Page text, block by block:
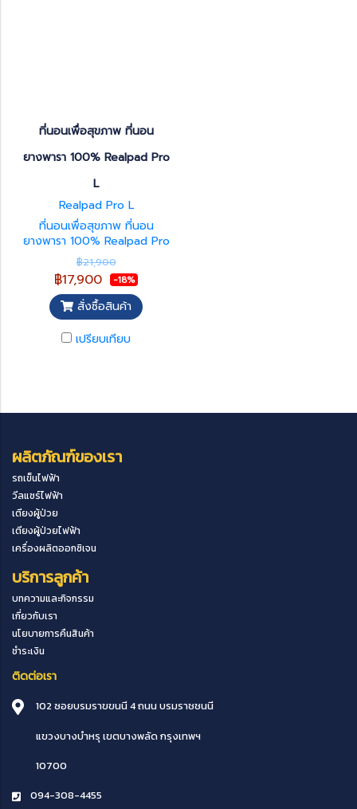
ที่นอนเพื่อสุขภาพ ที่นอน
ยางพารา 100% Realpad Pro
L
Realpad Pro L
ที่นอนเพื่อสุขภาพ ที่นอน
ยางพารา 100% Realpad Pro
L รับประกัน 5 ปี ที่นอนยางพารา
แท้กระจายแรงกดทับได้สูงทำให้
ลดการกดทับจากน้ำหนักตัวผู้ใช้
งานได้ดี โอกาสเกิดการเสียดสี
จากการนอนน้อยลง ยางพารามี
ความยืดหยุ่นสูง ระบายความ
ร้อนได้ดี ไม่อับชื้น ส่งผลให้ลด
฿21,900
฿17,900 -18%
สั่งซื้อสินค้า
เปรียบเทียบ
ผลิตภัณฑ์ของเรา
รถเข็นไฟฟ้า
วีลแชร์ไฟฟ้า
เตียงผู้ป่วย
เตียงผู้ป่วยไฟฟ้า
เครื่องผลิตออกซิเจน
บริการลูกค้า
บทความและกิจกรรม
เกี่ยวกับเรา
นโยบายการคืนสินค้า
ชำระเงิน
ติดต่อเรา
102 ซอยบรมราขขนนี 4 ถนน บรมราชชนนี
แขวงบางบำหรุ เขตบางพลัดกรุงเทพฯ
10700
094-308-4455